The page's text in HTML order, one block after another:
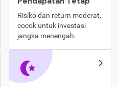
Risiko dan return moderat,
cocok untuk investasi
jangka menengah.